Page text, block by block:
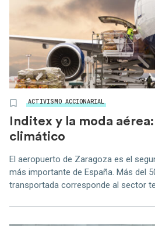
ACTIVISMO ACCIONARIAL
Inditex y la moda
climático
El aeropuerto de Zaragoza es el
más importante de España. Más del
transportada corresponde al sector